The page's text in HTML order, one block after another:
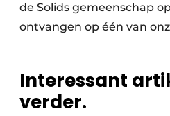
de Solids gemeenschap
ontvangen op één van
Interessant
verder.